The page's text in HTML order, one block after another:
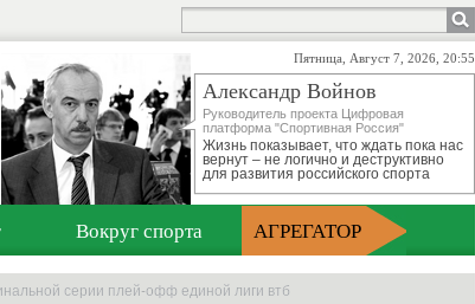
Пятница, Август 7, 2026, 20:55
Александр Войнов
Руководитель проекта Цифровая
платформа "Спортивная Россия"
Жизнь показывает, что ждать пока нас
вернут – не логично и деструктивно
для развития российского спорта
Вокруг спорта АГРЕГАТОР
серии плей-офф единой лиги втб